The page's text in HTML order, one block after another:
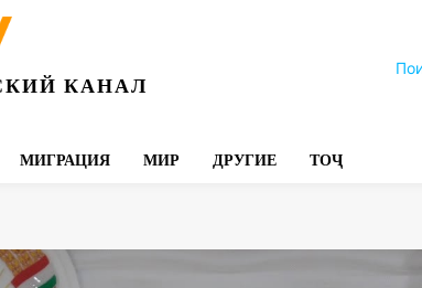
КАНАЛ
МИГРАЦИЯ МИР ДРУГИЕ ТОҶ